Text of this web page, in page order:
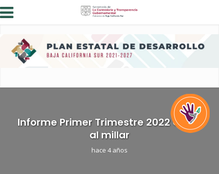
Informe Primer Trimestre 2022 Cinco
al millar
hace 4 años